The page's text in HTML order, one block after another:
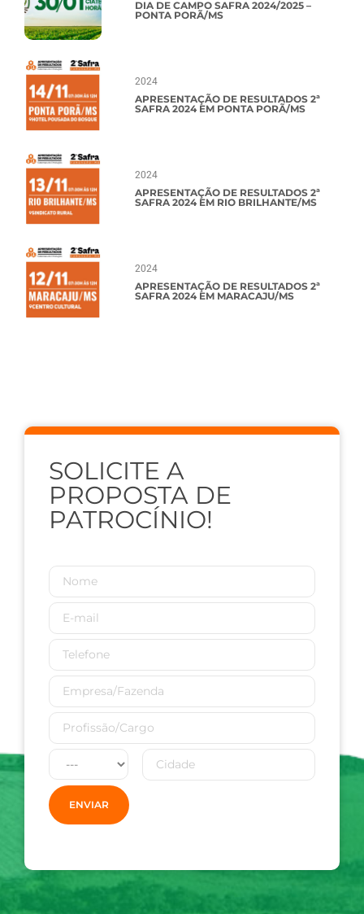
DIA DE CAMPO SAFRA 2024/2025 –
PONTA PORÃ/MS
2024
APRESENTAÇÃO DE RESULTADOS 2ª
SAFRA 2024 EM PONTA PORÃ/MS
2024
APRESENTAÇÃO DE RESULTADOS 2ª
SAFRA 2024 EM RIO BRILHANTE/MS
2024
APRESENTAÇÃO DE RESULTADOS 2ª
SAFRA 2024 EM MARACAJU/MS
SOLICITE A
PROPOSTA DE
PATROCÍNIO!